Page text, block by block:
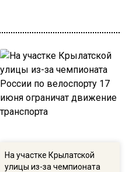
На участке Крылатской
улицы из-за чемпионата